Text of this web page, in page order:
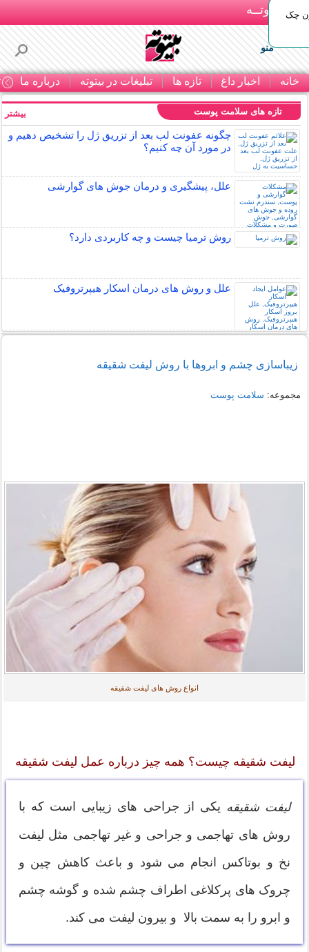
بـیتوتــه
منو
خانه اخبار داغ تازه ها تبلیغات در بیتوته درباره ما
چک
تازه های سلامت پوست
چگونه عفونت لب بعد از تزریق ژل را تشخیص دهیم و
در مورد آن چه کنیم؟
علل، پیشگیری و درمان جوش های گوارشی
روش ترمیا چیست و چه کاربردی دارد؟
علل و روش های درمان اسکار هیپرتروفیک
بیشتر
زیباسازی چشم و ابروها با روش لیفت شقیقه
مجموعه: سلامت پوست
انواع روش های لیفت شقیقه
لیفت شقیقه چیست؟ همه چیز درباره عمل لیفت شقیقه
لیفت شقیقه یکی از جراحی های زیبایی است که با
روش های تهاجمی و جراحی و غیر تهاجمی مثل لیفت
نخ و بوتاکس انجام می شود و باعث کاهش چین و
چروک های پرکلاغی اطراف چشم شده و گوشه چشم
و ابرو را به سمت بالا و بیرون لیفت می کند.